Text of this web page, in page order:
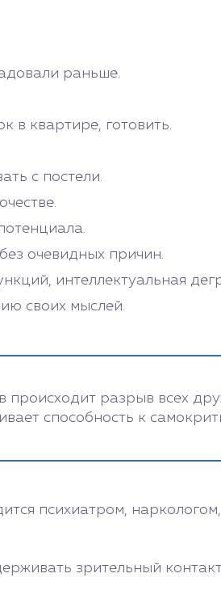
раньше.
в квартире, готовить.
с постели.
очевидных причин.
интеллектуальная
своих мыслей.
происходит разрыв всех
способность к
психиатром,
зрительный